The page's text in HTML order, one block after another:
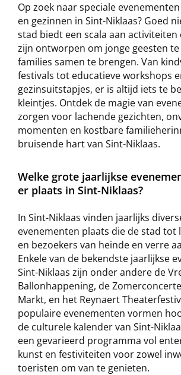
Op zoek naar speciale
en gezinnen in Sint-Niklaas? Goed
stad biedt een scala aan activiteiten
zijn ontworpen om jonge geesten
families samen te brengen. Van
festivals tot educatieve workshops
gezinsuitstapjes, er is altijd iets te
kleintjes. Ontdek de magie van
zorgen voor lachende gezichten,
momenten en kostbare
bruisende hart van Sint-Niklaas.
Welke grote jaarlijkse
er plaats in Sint-Niklaas?
In Sint-Niklaas vinden jaarlijks
evenementen plaats die de stad tot
en bezoekers van heinde en verre
Enkele van de bekendste jaarlijkse
Sint-Niklaas zijn onder andere de
Ballonhappening, de
Markt, en het Reynaert
populaire evenementen vormen
de culturele kalender van Sint-
een gevarieerd programma vol
kunst en festiviteiten voor zowel
toeristen om van te genieten.